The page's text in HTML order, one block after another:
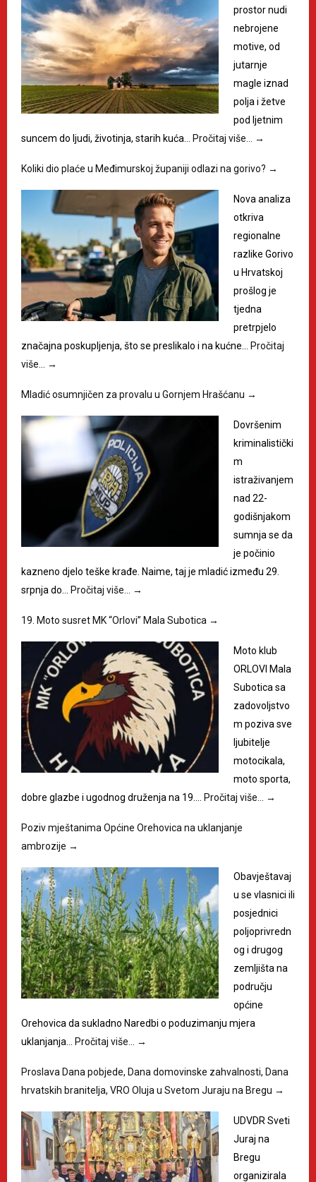
prostor nudi
nebrojene
motive, od
jutarnje
magle iznad
polja i žetve
pod ljetnim
suncem do ljudi, životinja, starih kuća…
Pročitaj više… →
Koliki dio plaće u Međimurskoj županiji odlazi na gorivo? →
Nova analiza
otkriva
regionalne
razlike Gorivo
u Hrvatskoj
prošlog je
tjedna
pretrpjelo
značajna poskupljenja, što se preslikalo i na kućne…
Pročitaj
više…
→
Mladić osumnjičen za provalu u Gornjem Hrašćanu →
Dovršenim
kriminalistički
m
istraživanjem
nad 22-
godišnjakom
sumnja se da
je počinio
kazneno djelo teške krađe. Naime, taj je mladić između 29.
srpnja do…
Pročitaj više… →
19. Moto susret MK “Orlovi” Mala Subotica →
Moto klub
ORLOVI Mala
Subotica sa
zadovoljstvo
m poziva sve
ljubitelje
motocikala,
moto sporta,
dobre glazbe i ugodnog druženja na 19.…
Pročitaj više… →
Poziv mještanima Općine Orehovica na uklanjanje
ambrozije →
Obavještavaj
u se vlasnici ili
posjednici
poljoprivredn
og i drugog
zemljišta na
području
općine
Orehovica da sukladno Naredbi o poduzimanju mjera
uklanjanja…
Pročitaj više… →
Proslava Dana pobjede, Dana domovinske zahvalnosti, Dana
hrvatskih branitelja, VRO Oluja u Svetom Juraju na Bregu →
UDVDR Sveti
Juraj na
Bregu
organizirala